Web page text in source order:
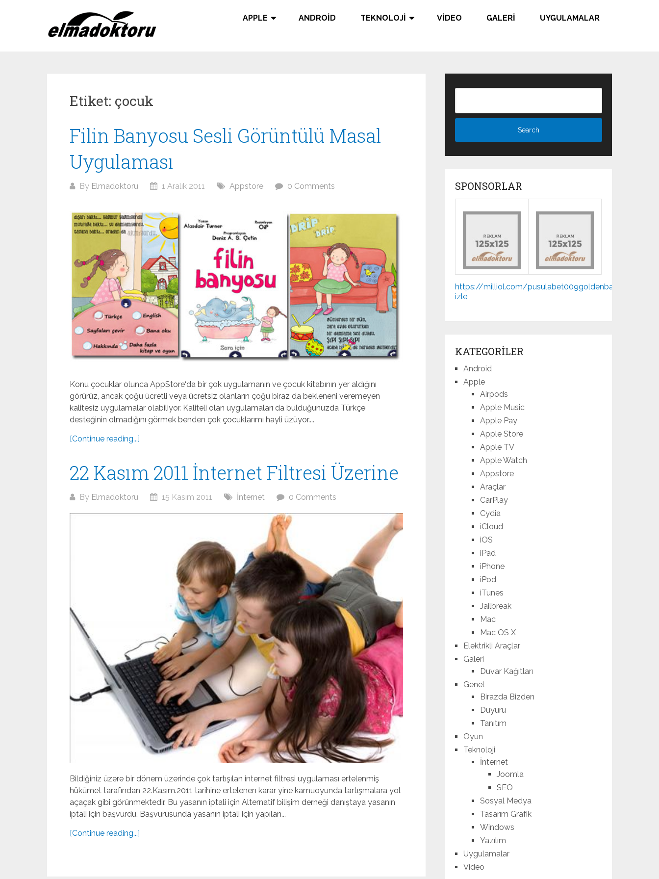
APPLE ANDROID TEKNOLOJI VIDEO GALERI UYGULAMALAR
Etiket: çocuk
Filin Banyosu Sesli Görüntülü Masal
Uygulaması
By Elmadoktoru 1 Aralık 2011 Appstore 0 Comments
Konu çocuklar olunca AppStore‘da bir çok uygulamanın ve çocuk kitabının yer aldığını
görürüz, ancak çoğu ücretli veya ücretsiz olanların çoğu biraz da bekleneni veremeyen
kalitesiz uygulamalar olabiliyor. Kaliteli olan uygulamaları da bulduğunuzda Türkçe
desteğinin olmadığını görmek benden çok çocuklarımı hayli üzüyor....
[Continue reading...]
22 Kasım 2011 İnternet Filtresi Üzerine
By Elmadoktoru 15 Kasım 2011 İnternet 0 Comments
Bildiğiniz üzere bir dönem üzerinde çok tartışılan internet filtresi uygulaması ertelenmiş
hükümet tarafından 22.Kasım.2011 tarihine ertelenen karar yine kamuoyunda tartışmalara yol
açaçak gibi görünmektedir. Bu yasanın iptali için Alternatif bilişim derneği danıştaya yasanın
iptali için başvurdu. Başvurusunda yasanın iptali için yapılan...
[Continue reading...]
SPONSORLAR
Mp3
indir
https://milliol.com/pusulabet009goldenbahis009
izle
KATEGORILER
Android
Apple
Airpods
Apple Music
Apple Pay
Apple Store
Apple TV
Apple Watch
Appstore
Araçlar
CarPlay
Cydia
iCloud
iOS
iPad
iPhone
iPod
iTunes
Jailbreak
Mac
Mac OS X
Elektrikli Araçlar
Galeri
Duvar Kağıtları
Genel
Birazda Bizden
Duyuru
Tanıtım
Oyun
Teknoloji
İnternet
Joomla
SEO
Sosyal Medya
Tasarım Grafik
Windows
Yazılım
Uygulamalar
Video